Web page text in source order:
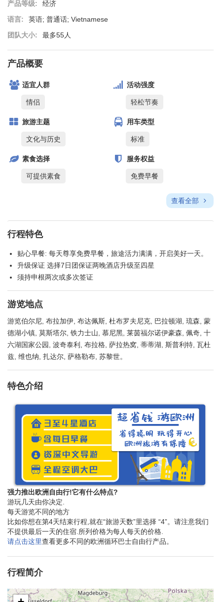
产品等级:
经济
语言:
英语; 普通话; Vietnamese
团队大小:
最多55人
产品概要
适宜人群
情侣
活动强度
轻松节奏
旅游主题
文化与历史
用车类型
标准
素食选择
可提供素食
服务权益
免费早餐
查看全部
行程特色
贴心早餐: 每天尊享免费早餐，旅途活力满满，开启美好一天。
升级保证 选择7日团保证两晚酒店升级至四星
须持申根两次或多次签证
游览地点
游览伯尔尼, 布拉加伊, 布达佩斯, 杜布罗夫尼克, 巴拉顿湖, 琉森, 蒙
德湖小镇, 莫斯塔尔, 铁力士山, 慕尼黑, 莱茵福尔诺伊豪森, 佩奇, 十
六湖国家公园, 波奇泰利, 布拉格, 萨拉热窝, 蒂蒂湖, 斯普利特, 瓦杜
兹, 维也纳, 扎达尔, 萨格勒布, 苏黎世。
特色介绍
强力推出欧洲自由行!它有什么特点?
游玩几天由你决定.
每天游览不同的地方
比如你想在第4天结束行程,就在“旅游天数”里选择 “4”。请注意我们
不提供最后一天的住宿.所列价格为每人每天的价格.
请点击这里查看更多不同的欧洲循环巴士自由行产品。
行程简介